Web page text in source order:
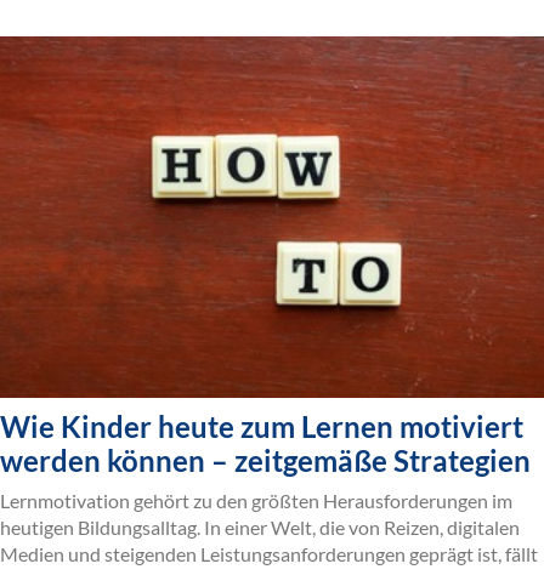
Wie Kinder heute zum Lernen motiviert
werden können – zeitgemäße Strategien
Lernmotivation gehört zu den größten Herausforderungen im
heutigen Bildungsalltag. In einer Welt, die von Reizen, digitalen
Medien und steigenden Leistungsanforderungen geprägt ist, fällt